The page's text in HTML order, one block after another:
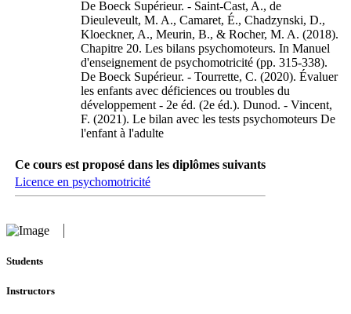
De Boeck Supérieur. - Saint-Cast, A., de
Dieuleveult, M. A., Camaret, É., Chadzynski, D.,
Kloeckner, A., Meurin, B., & Rocher, M. A. (2018).
Chapitre 20. Les bilans psychomoteurs. In Manuel
d'enseignement de psychomotricité (pp. 315-338).
De Boeck Supérieur. - Tourrette, C. (2020). Évaluer
les enfants avec déficiences ou troubles du
développement - 2e éd. (2e éd.). Dunod. - Vincent,
F. (2021). Le bilan avec les tests psychomoteurs De
l'enfant à l'adulte
Ce cours est proposé dans les diplômes suivants
Licence en psychomotricité
Students
Instructors